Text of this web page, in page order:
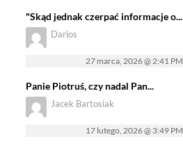
"Skąd jednak czerpać informacje o...
Darios
27 marca, 2026 @ 2:41 PM
Panie Piotruś, czy nadal Pan...
Jacek Bartosiak
17 lutego, 2026 @ 3:49 PM